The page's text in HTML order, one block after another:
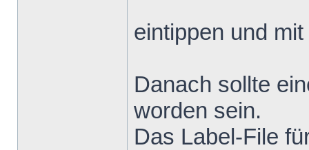
eintippen und
Danach sollte
worden sein.
Das Label-File